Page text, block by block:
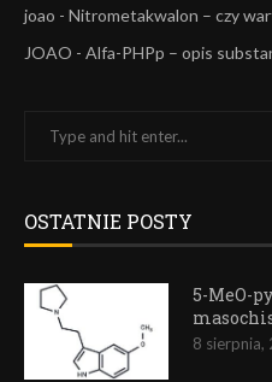
joao - Nitrometakwalon – czy
JOAO - Alfa-PHPp – opis
OSTATNIE POSTY
5-MeO-
8 sierpnia,